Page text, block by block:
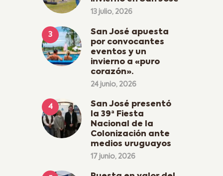
13 julio, 2026
San José apuesta
por convocantes
eventos y un
invierno a «puro
corazón».
24 junio, 2026
San José presentó
la 39ª Fiesta
Nacional de la
Colonización ante
medios uruguayos
17 junio, 2026